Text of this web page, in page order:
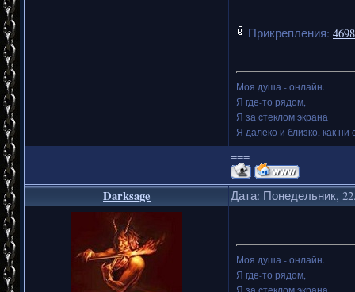
Прикрепления:
Моя душа - онлайн..
Я где-то рядом,
Я за стеклом экрана
Я далеко и близко, как ни
===
Darksage Дата: Понедельник,
Моя душа - онлайн..
Я где-то рядом,